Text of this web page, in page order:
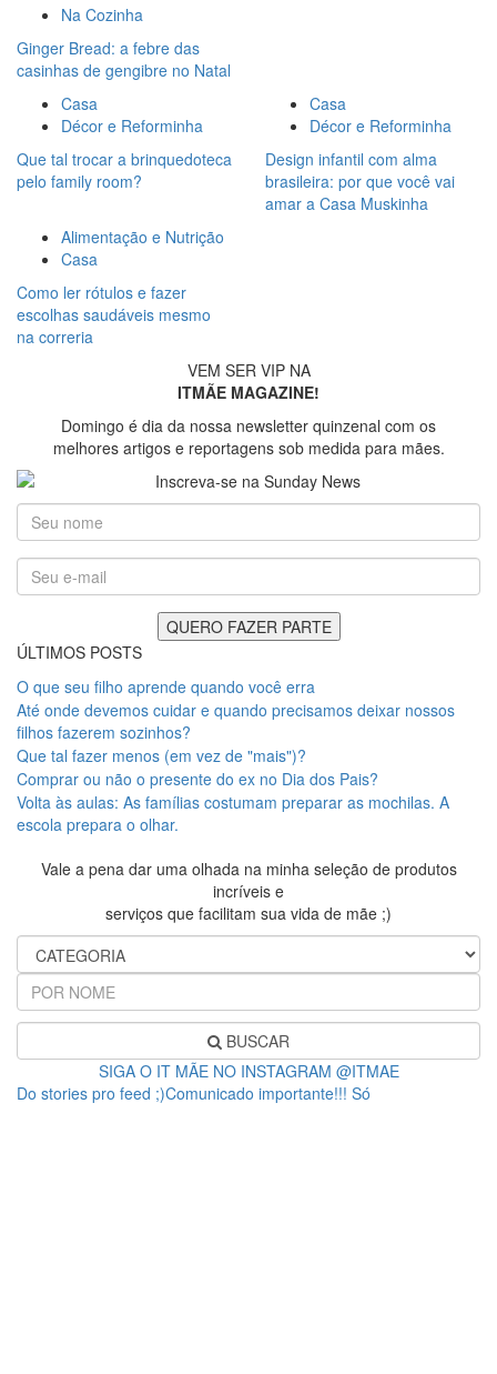
Na Cozinha
Ginger Bread: a febre das
casinhas de gengibre no Natal
Casa
Décor e Reforminha
Que tal trocar a brinquedoteca
pelo family room?
Casa
Décor e Reforminha
Design infantil com alma
brasileira: por que você vai
amar a Casa Muskinha
Alimentação e Nutrição
Casa
Como ler rótulos e fazer
escolhas saudáveis mesmo
na correria
VEM SER VIP NA
ITMÃE MAGAZINE!
Domingo é dia da nossa newsletter quinzenal com os
melhores artigos e reportagens sob medida para mães.
ÚLTIMOS POSTS
O que seu filho aprende quando você erra
Até onde devemos cuidar e quando precisamos deixar nossos
filhos fazerem sozinhos?
Que tal fazer menos (em vez de "mais")?
Comprar ou não o presente do ex no Dia dos Pais?
Volta às aulas: As famílias costumam preparar as mochilas. A
escola prepara o olhar.
Vale a pena dar uma olhada na minha seleção de produtos
incríveis e
serviços que facilitam sua vida de mãe ;)
BUSCAR
SIGA O IT MÃE NO INSTAGRAM @ITMAE
Do stories pro feed ;)Comunicado importante!!! Só